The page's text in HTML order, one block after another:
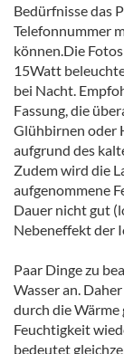
Bedürfnisse das
Telefonnummer
können.Die
15Watt
bei Nacht.
Fassung, die
Glühbirnen oder
aufgrund des
Zudem wird die
aufgenommene
Dauer nicht gut
Nebeneffekt der
Paar Dinge zu
Wasser an.
durch die Wärme
Feuchtigkeit
bedeutet